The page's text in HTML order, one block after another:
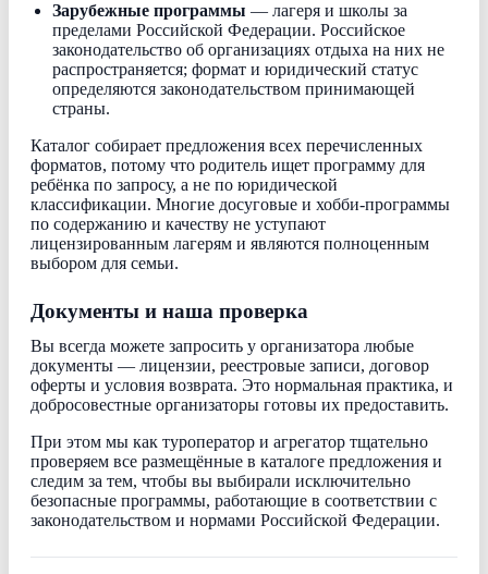
Зарубежные программы — лагеря и школы за
пределами Российской Федерации. Российское
законодательство об организациях отдыха на них не
распространяется; формат и юридический статус
определяются законодательством принимающей
страны.
Каталог собирает предложения всех перечисленных
форматов, потому что родитель ищет программу для
ребёнка по запросу, а не по юридической
классификации. Многие досуговые и хобби-программы
по содержанию и качеству не уступают
лицензированным лагерям и являются полноценным
выбором для семьи.
Документы и наша проверка
Вы всегда можете запросить у организатора любые
документы — лицензии, реестровые записи, договор
оферты и условия возврата. Это нормальная практика, и
добросовестные организаторы готовы их предоставить.
При этом мы как туроператор и агрегатор тщательно
проверяем все размещённые в каталоге предложения и
следим за тем, чтобы вы выбирали исключительно
безопасные программы, работающие в соответствии с
законодательством и нормами Российской Федерации.